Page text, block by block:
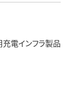
電インフラ製品